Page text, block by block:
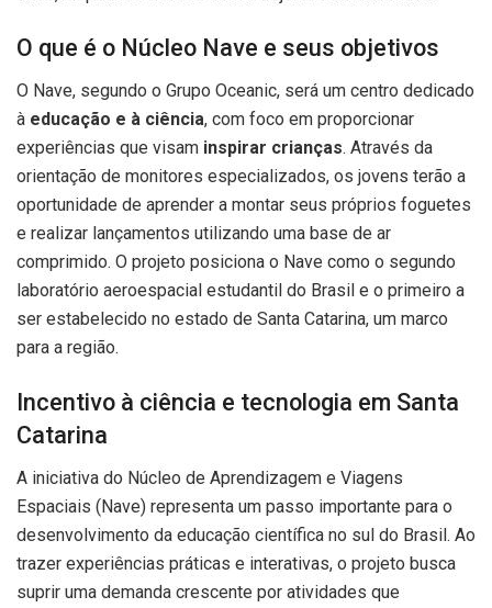
O que é o Núcleo Nave e seus objetivos
O Nave, segundo o Grupo Oceanic, será um centro dedicado
à educação e à ciência, com foco em proporcionar
experiências que visam inspirar crianças. Através da
orientação de monitores especializados, os jovens terão a
oportunidade de aprender a montar seus próprios foguetes
e realizar lançamentos utilizando uma base de ar
comprimido. O projeto posiciona o Nave como o segundo
laboratório aeroespacial estudantil do Brasil e o primeiro a
ser estabelecido no estado de Santa Catarina, um marco
para a região.
Incentivo à ciência e tecnologia em Santa
Catarina
A iniciativa do Núcleo de Aprendizagem e Viagens
Espaciais (Nave) representa um passo importante para o
desenvolvimento da educação científica no sul do Brasil. Ao
trazer experiências práticas e interativas, o projeto busca
suprir uma demanda crescente por atividades que